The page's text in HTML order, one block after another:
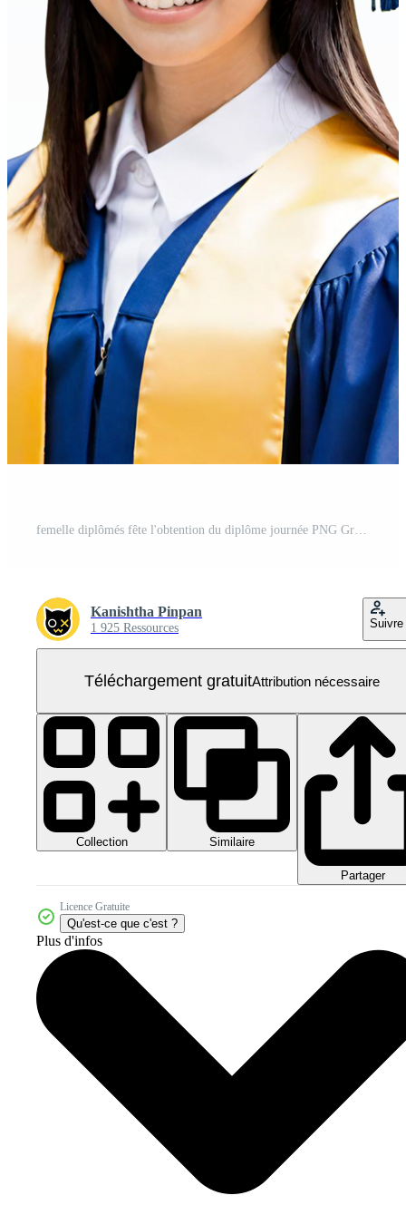
femelle diplômés fête l'obtention du diplôme journée PNG Gratuit
Kanishtha Pinpan
1 925 Ressources Suivre
Téléchargement gratuitAttribution nécessaire
Collection Similaire
Partager
Licence Gratuite
Qu'est-ce que c'est ?
Plus d'infos